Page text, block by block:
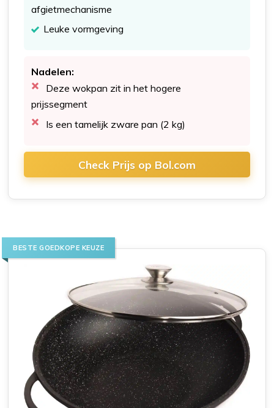
afgietmechanisme
Leuke vormgeving
Nadelen:
Deze wokpan zit in het hogere
prijssegment
Is een tamelijk zware pan (2 kg)
Check Prijs op Bol.com
BESTE GOEDKOPE KEUZE